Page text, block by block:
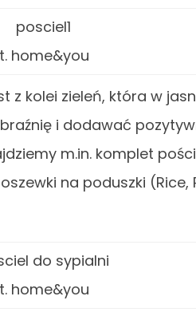
home&you
z kolei zieleń, która w
i dodawać
m.in. komplet
na poduszki
home&you